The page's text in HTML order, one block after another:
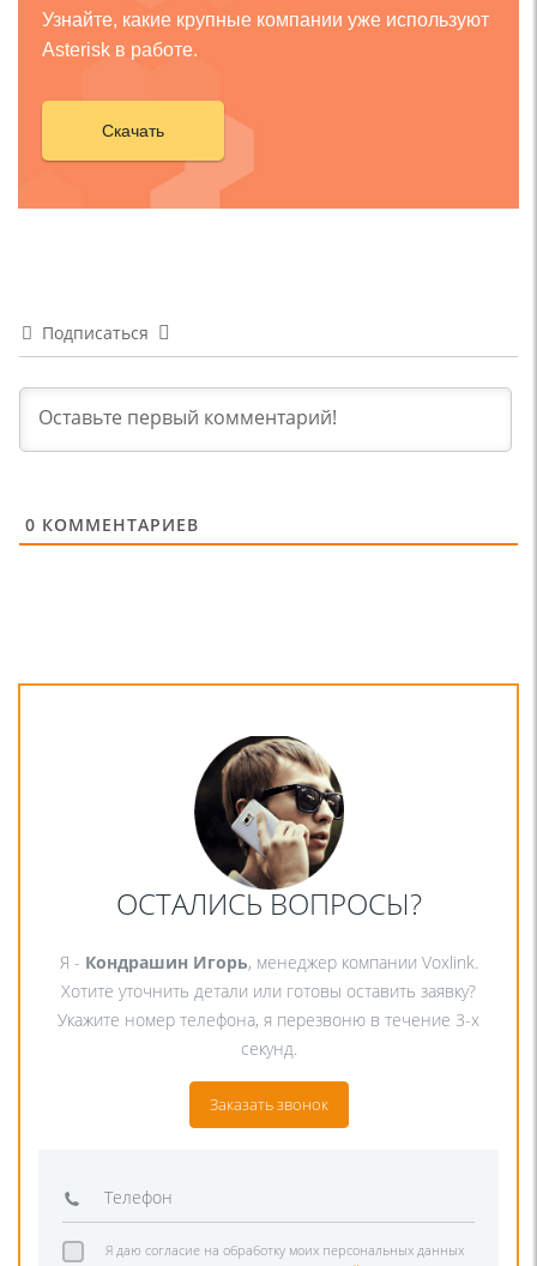
Узнайте, какие крупные компании уже используют
Asterisk в работе.
Скачать
Подписаться
0 КОММЕНТАРИЕВ
ОСТАЛИСЬ ВОПРОСЫ?
Я - Кондрашин Игорь, менеджер компании Voxlink.
Хотите уточнить детали или готовы оставить заявку?
Укажите номер телефона, я перезвоню в течение 3-х
секунд.
Заказать звонок
Я даю согласие на обработку моих персональных данных